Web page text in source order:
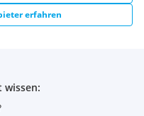
erfahren
wissen: